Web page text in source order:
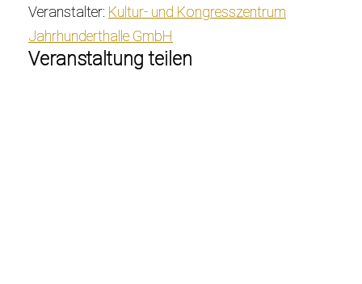
Veranstalter: Kultur- und Kongresszentrum
Jahrhunderthalle GmbH
Veranstaltung teilen